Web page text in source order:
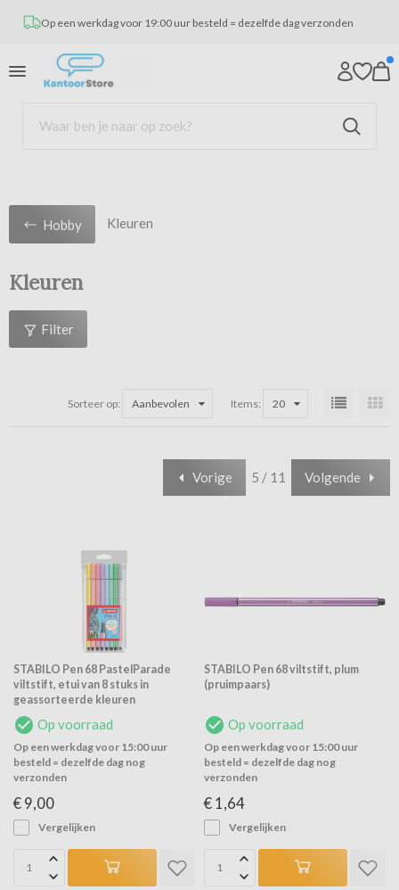
Op een werkdag voor 19:00 uur besteld = dezelfde dag verzonden
Hobby Kleuren
Kleuren
Filter
Sorteer op: Aanbevolen Items: 20
Vorige 5 / 11 Volgende
STABILO Pen 68 PastelParade
viltstift, etui van 8 stuks in
geassorteerde kleuren
Op voorraad
Op een werkdag voor 15:00 uur
besteld = dezelfde dag nog
verzonden
€ 9,00
Vergelijken
STABILO Pen 68 viltstift, plum
(pruimpaars)
Op voorraad
Op een werkdag voor 15:00 uur
besteld = dezelfde dag nog
verzonden
€ 1,64
Vergelijken